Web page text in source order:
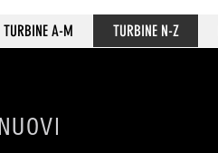
TURBINE A-M TURBINE N-Z